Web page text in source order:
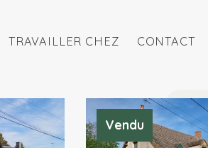
TRAVAILLER CHEZ CONTACT
Vendu